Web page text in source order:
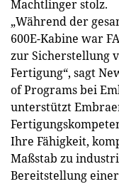
Machtlinger stolz.
„Während der
600E-Kabine war
zur Sicherstellung
Fertigung“, sagt
of Programs bei
unterstützt
Ihre Fähigkeit,
Maßstab zu
Bereitstellung